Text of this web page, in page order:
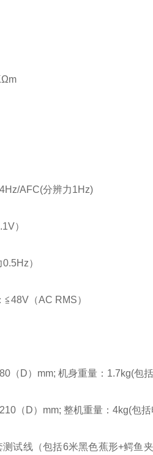
AFC(分辨力1Hz)
）
）
（AC RMS）
（D）mm; 机身重量：1.7kg(包
（D）mm; 整机重量：4kg(包
试线（包括6米黑色蕉形+鳄鱼